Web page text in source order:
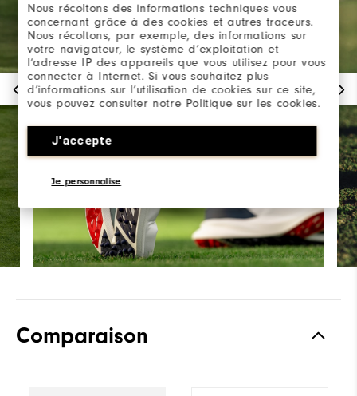
Nous récoltons des informations techniques vous
concernant grâce à des cookies et autres traceurs.
Nous récoltons, par exemple, des informations sur
votre navigateur, le système d’exploitation et
l’adresse IP des appareils que vous utilisez pour vous
connecter à Internet. Si vous souhaitez plus
d’informations sur l’utilisation de cookies sur ce site,
vous pouvez consulter notre Politique sur les cookies.
J'accepte
Je personnalise
Comparaison